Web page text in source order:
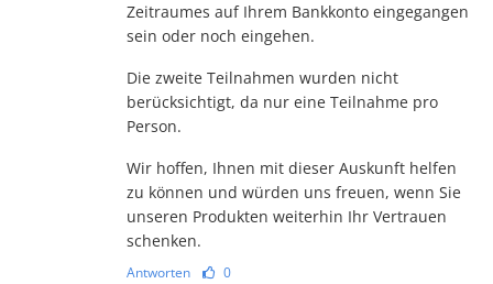
Zeitraumes auf Ihrem Bankkonto eingegangen
sein oder noch eingehen.
Die zweite Teilnahmen wurden nicht
berücksichtigt, da nur eine Teilnahme pro
Person.
Wir hoffen, Ihnen mit dieser Auskunft helfen
zu können und würden uns freuen, wenn Sie
unseren Produkten weiterhin Ihr Vertrauen
schenken.
Antworten 0